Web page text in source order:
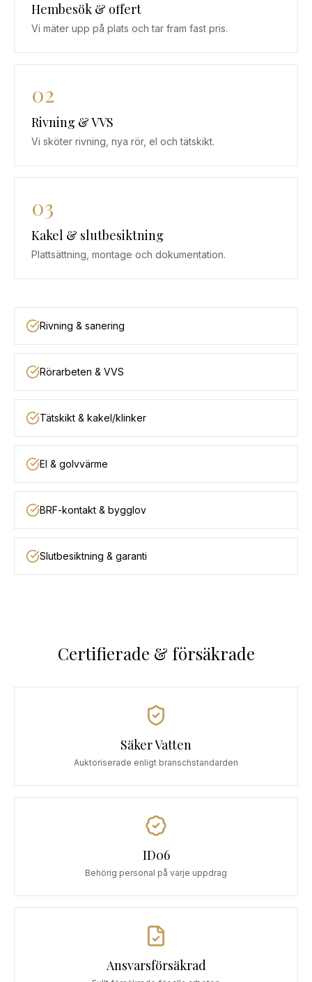
Hembesök & offert
Vi mäter upp på plats och tar fram fast pris.
02
Rivning & VVS
Vi sköter rivning, nya rör, el och tätskikt.
03
Kakel & slutbesiktning
Plattsättning, montage och dokumentation.
Rivning & sanering
Rörarbeten & VVS
Tätskikt & kakel/klinker
El & golvvärme
BRF-kontakt & bygglov
Slutbesiktning & garanti
Certifierade & försäkrade
Säker Vatten
Auktoriserade enligt branschstandarden
ID06
Behörig personal på varje uppdrag
Ansvarsförsäkrad